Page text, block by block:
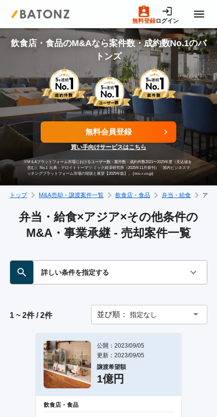
無料登録ログイン
トップページ
M&A案件一覧
売りたい方へ
買いたい方へ
成約事例
M&A専門家の方へ
飲食店・食品のM&Aなら案件数・成約数No.1のバ
トンズ
無料会員登録
買い手向けサービスはこちら
※M＆Aプラットフォーム市場におけるユーザー数・案件数・成約件数2021〜2025年度（見込値を
含む） No.1 出典：デロイトトーマツ ミック経済研究所（2025年11月発刊）「国内ビジネスマ
ッチングプラットフォーム市場の現状と展望【2025年版】」 (mic-r.co.jp)
トップ M&A売却・譲渡案件一覧 飲食店・食品 弁当・給食 アジ
弁当・給食×アジア×その他条件の
M&A・事業承継 - 売却案件一覧
詳しい条件を指定する
1 ~ 2件 / 2件 並び順： 指定なし
公開：2023/09/05
更新：2023/09/05
譲渡希望額
1億円
飲食店・食品